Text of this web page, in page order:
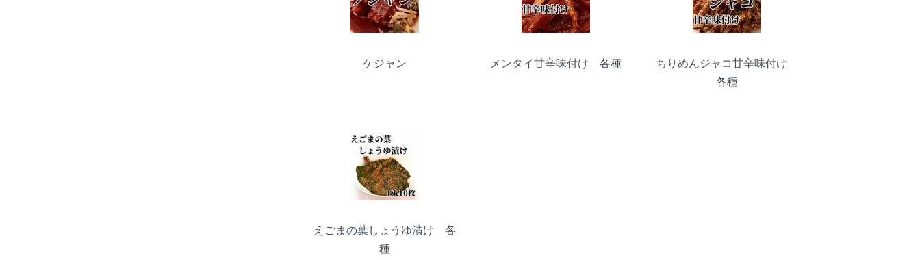
ケジャン メンタイ甘辛味付け 各種
ちりめんジャコ甘辛味付け
各種
えごまの葉しょうゆ漬け 各
種